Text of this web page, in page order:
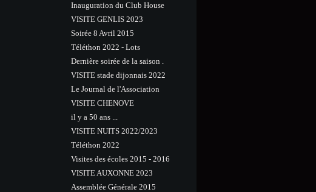
Inauguration du Club House
VISITE GENLIS 2023
Soirée 8 Avril 2015
Téléthon 2022 - Lots
Dernière soirée de la saison .
VISITE stade dijonnais 2022
Le Journal de l'Association
VISITE CHENOVE
il y a 50 ans ...
VISITE NUITS 2022/2023
Téléthon 2022
Visites des écoles 2015 - 2016
VISITE AUXONNE 2023
Assemblée Générale 2015